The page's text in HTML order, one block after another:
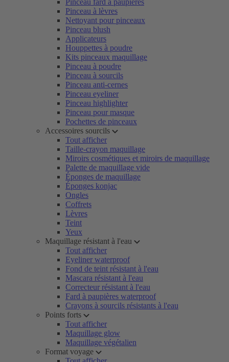
Pinceau fard à paupières
Pinceau à lèvres
Nettoyant pour pinceaux
Pinceau blush
Applicateurs
Houppettes à poudre
Kits pinceaux maquillage
Pinceau à poudre
Pinceau à sourcils
Pinceau anti-cernes
Pinceau eyeliner
Pinceau highlighter
Pinceau pour masque
Pochettes de pinceaux
Accessoires sourcils
Tout afficher
Taille-crayon maquillage
Miroirs cosmétiques et miroirs de maquillage
Palette de maquillage vide
Éponges de maquillage
Éponges konjac
Ongles
Coffrets
Lèvres
Teint
Yeux
Maquillage résistant à l'eau
Tout afficher
Eyeliner waterproof
Fond de teint résistant à l'eau
Mascara résistant à l'eau
Correcteur résistant à l'eau
Fard à paupières waterproof
Crayons à sourcils résistants à l'eau
Points forts
Tout afficher
Maquillage glow
Maquillage végétalien
Format voyage